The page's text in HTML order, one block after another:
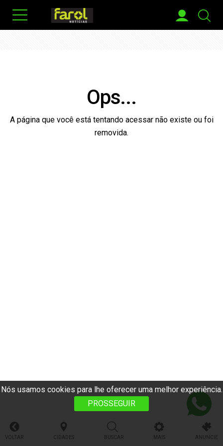
Nós usamos cookies para lhe oferecer uma melhor experiência.
PROSSEGUIR
Ops...
A página que você está tentando acessar não existe ou foi
removida.
VOLTAR CIDADES BUSCAR MAIS ANUNCIE